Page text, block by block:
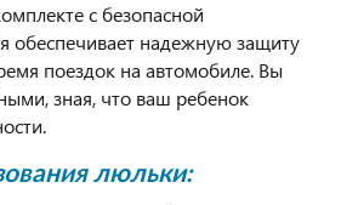
с безопасной
обеспечивает надежную защиту
поездок на автомобиле. Вы
зная, что ваш ребенок
люльки: